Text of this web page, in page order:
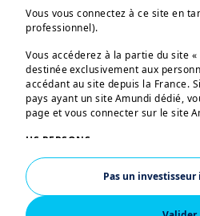
Vous vous connectez à ce site en
professionnel).
Vous accéderez à la partie du site
destinée exclusivement aux
accédant au site depuis la France.
pays ayant un site Amundi dédié,
page et vous connecter sur le site
US PERSONS:
Les informations figurant sur ce site
ressortissants et citoyens des Etats-
«U.S. Persons», telle que cette
«Regulation S» de la Securities and
Pas un
Le nouvel ensemble, qui
CPRAM, est dirigé par
entourée de Gilles Guez et
Notre filiale se
sociétés de gestion
près de 100 milliards
gestion* notamment en
quantitative, obligataire
nouvelle entité conjugue
historiques des deux